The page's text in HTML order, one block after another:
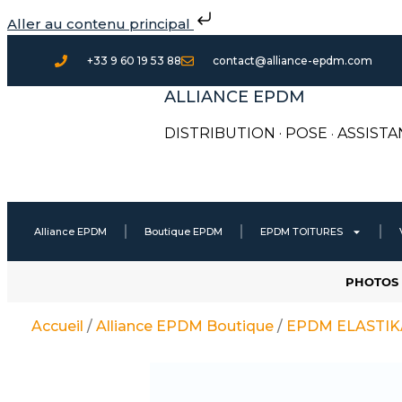
Aller au contenu principal
au
contenu
+33 9 60 19 53 88 contact@alliance-epdm.com
ALLIANCE EPDM
DISTRIBUTION · POSE ·
Alliance EPDM Boutique EPDM EPDM TOITURES
Accueil / Alliance EPDM Boutique/ EPDM